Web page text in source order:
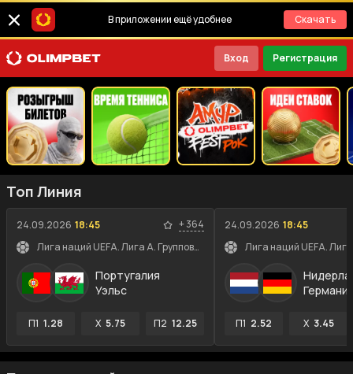
В приложении ещё удобнее Скачать
Вход Регистрация
Топ Линия
24.09.2026 18:45 +364
Лига наций UEFA. Лига A. Групповой этап
Португалия
Уэльс
П1 1.28 X 5.75 П2 12.25
24.09.2026 18:45
П1 2.52 X 3.45